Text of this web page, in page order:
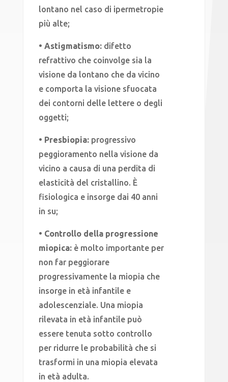
lontano nel caso di ipermetropie
più alte;
• Astigmatismo:difetto
refrattivo che coinvolge sia la
visione da lontano che da vicino
e comporta la visione sfuocata
dei contorni delle lettere o degli
oggetti;
• Presbiopia:progressivo
peggioramento nella visione da
vicino a causa di una perdita di
elasticità del cristallino. È
fisiologica e insorge dai 40 anni
in su;
• Controllo della progressione
miopica:è molto importante per
non far peggiorare
progressivamente la miopia che
insorge in età infantile e
adolescenziale. Una miopia
rilevata in età infantile può
essere tenuta sotto controllo
per ridurre le probabilità che si
trasformi in una miopia elevata
in età adulta.